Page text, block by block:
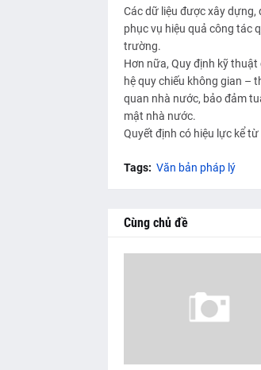
Các dữ liệu được xây
phục vụ hiệu quả công tác
trường.
Hơn nữa, Quy định kỹ thuật
hệ quy chiếu không gian –
quan nhà nước, bảo đảm
mật nhà nước.
Quyết định có hiệu lực kể
Tags: Văn bản pháp lý
Cùng chủ đề